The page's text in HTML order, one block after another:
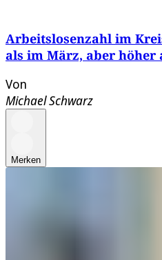
Arbeitslosenzahl im
als im März, aber höher
Von
Michael Schwarz
Merken